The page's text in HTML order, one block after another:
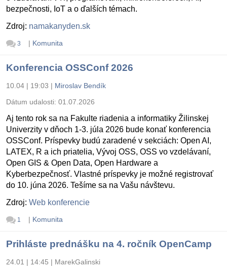
bezpečnosti, IoT a o ďalších témach.
Zdroj: namakanyden.sk
3 | Komunita
Konferencia OSSConf 2026
10.04 | 19:03 | Miroslav Bendík
Dátum udalosti: 01.07.2026
Aj tento rok sa na Fakulte riadenia a informatiky Žilinskej
Univerzity v dňoch 1-3. júla 2026 bude konať konferencia
OSSConf. Príspevky budú zaradené v sekciách: Open AI,
LATEX, R a ich priatelia, Vývoj OSS, OSS vo vzdelávaní,
Open GIS & Open Data, Open Hardware a
Kyberbezpečnosť. Vlastné príspevky je možné registrovať
do 10. júna 2026. Tešíme sa na Vašu návštevu.
Zdroj: Web konferencie
1 | Komunita
Prihláste prednášku na 4. ročník OpenCamp
24.01 | 14:45 | MarekGalinski